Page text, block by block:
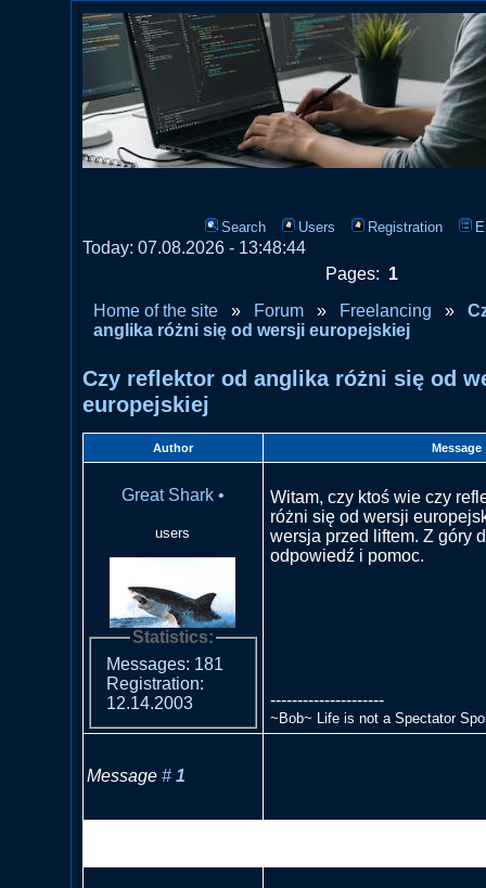
Search Users Registration
Today: 07.08.2026 - 13:48:44
Pages: 1
Home of the site
» Forum » Freelancing »
anglika różni się od wersji europejskiej
Czy reflektor od anglika różni się od
europejskiej
Author Message
Great Shark •
users
Statistics:
Messages: 181
Registration:
12.14.2003
Witam, czy ktoś wie czy
różni się od wersji
wersja przed liftem. Z góry
odpowiedź i pomoc.
---------------------
~Bob~ Life is not a Spectator
Message # 1